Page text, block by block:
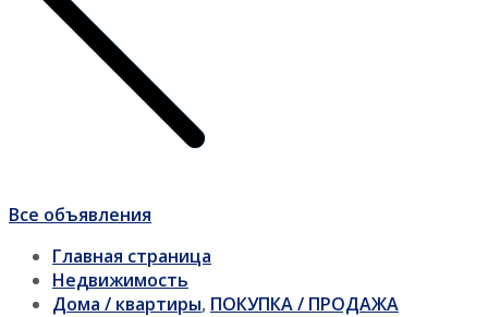
Все объявления
Главная страница
Недвижимость
Дома / квартиры, ПОКУПКА / ПРОДАЖА